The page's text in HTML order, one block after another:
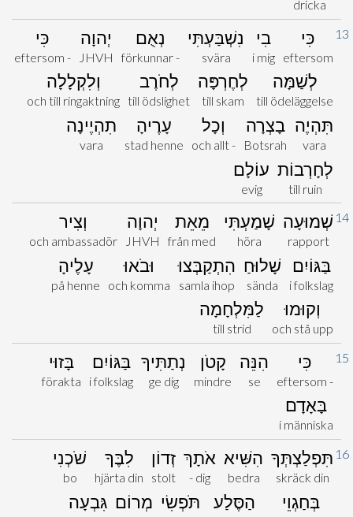
dricka
13
כִּי
eftersom
בִי
i mig
נִשְׁבַּעְתִּי
svära
נְאֻם
förkunnar -
יְהוָה
JHVH
כִּי
eftersom -
לְשַׁמָּה
till ödeläggelse
לְחֶרְפָּה
till skam
לְחֹרֶב
till ödslighet
וְלִקְלָלָה
och till ringaktning
תִּהְיֶה
vara
בָצְרָה
Botsrah
וְכָל
och allt -
עָרֶיהָ
stad henne
תִהְיֶינָה
vara
לְחָרְבוֹת
till ruin
עוֹלָם
evig
14 שְׁמוּעָה
rapport
שָׁמַעְתִּי
höra
מֵאֵת
från med
יְהוָה
JHVH
וְצִיר
och ambassadör
בַּגּוֹיִם
i folkslag
שָׁלוּחַ
sända
הִתְקַבְּצוּ
samla ihop
וּבֹאוּ
och komma
עָלֶיהָ
på henne
וְקוּמוּ
och stå upp
לַמִּלְחָמָה
till strid
15
כִּי
eftersom -
הִנֵּה
se
קָטֹן
mindre
נְתַתִּיךָ
ge dig
בַּגּוֹיִם
i folkslag
בָּזוּי
förakta
בָּאָדָם
i människa
16 תִּפְלַצְתְּךָ
skräck din
הִשִּׁיא
bedra
אֹתָךְ
- dig
זְדוֹן
stolt
לִבֶּךָ
hjärta din
שֹׁכְנִי
bo
בְּחַגְוֵי הַסֶּלַע תֹּפְשִׂי מְרוֹם גִּבְעָה